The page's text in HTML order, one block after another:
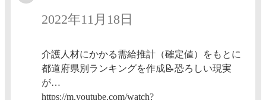
2022年11月18日
介護人材にかかる需給推計（確定値）をもとに
都道府県別ランキングを作成📝恐ろしい現実
が…
https://m.youtube.com/watch?